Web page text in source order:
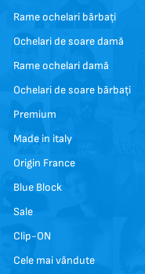
Rame ochelari bărbați
Ochelari de soare damă
Rame ochelari damă
Ochelari de soare bărbați
Premium
Made in italy
Origin France
Blue Block
Sale
Clip-ON
Cele mai vândute